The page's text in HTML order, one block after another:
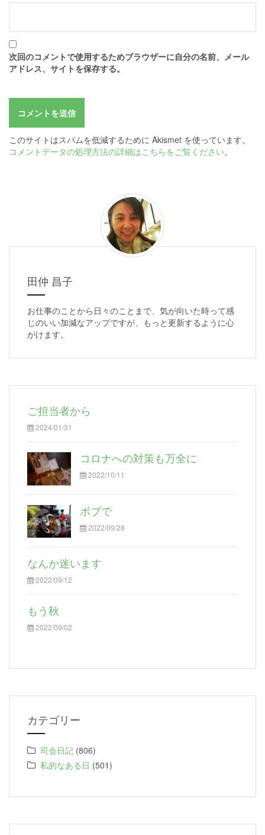
次回のコメントで使用するためブラウザーに自分の名前、メール
アドレス、サイトを保存する。
このサイトはスパムを低減するために Akismet を使っています。
コメントデータの処理方法の詳細はこちらをご覧ください。
田仲 昌子
お仕事のことから日々のことまで、気が向いた時って感
じのいい加減なアップですが、もっと更新するように心
がけます。
ご担当者から
2024/01/31
コロナへの対策も万全に
2022/10/11
ボブで
2022/09/28
なんか迷います
2022/09/12
もう秋
2022/09/02
カテゴリー
司会日記 (806)
私的なある日 (501)